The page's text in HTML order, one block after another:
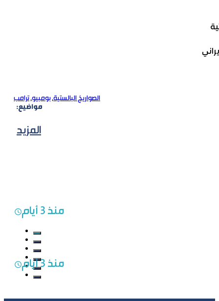
الصواريخ البالستية,بومبيو,ترامب
مواضيع:
المزيد
منذ 3 أيام
منذ 3 أيام